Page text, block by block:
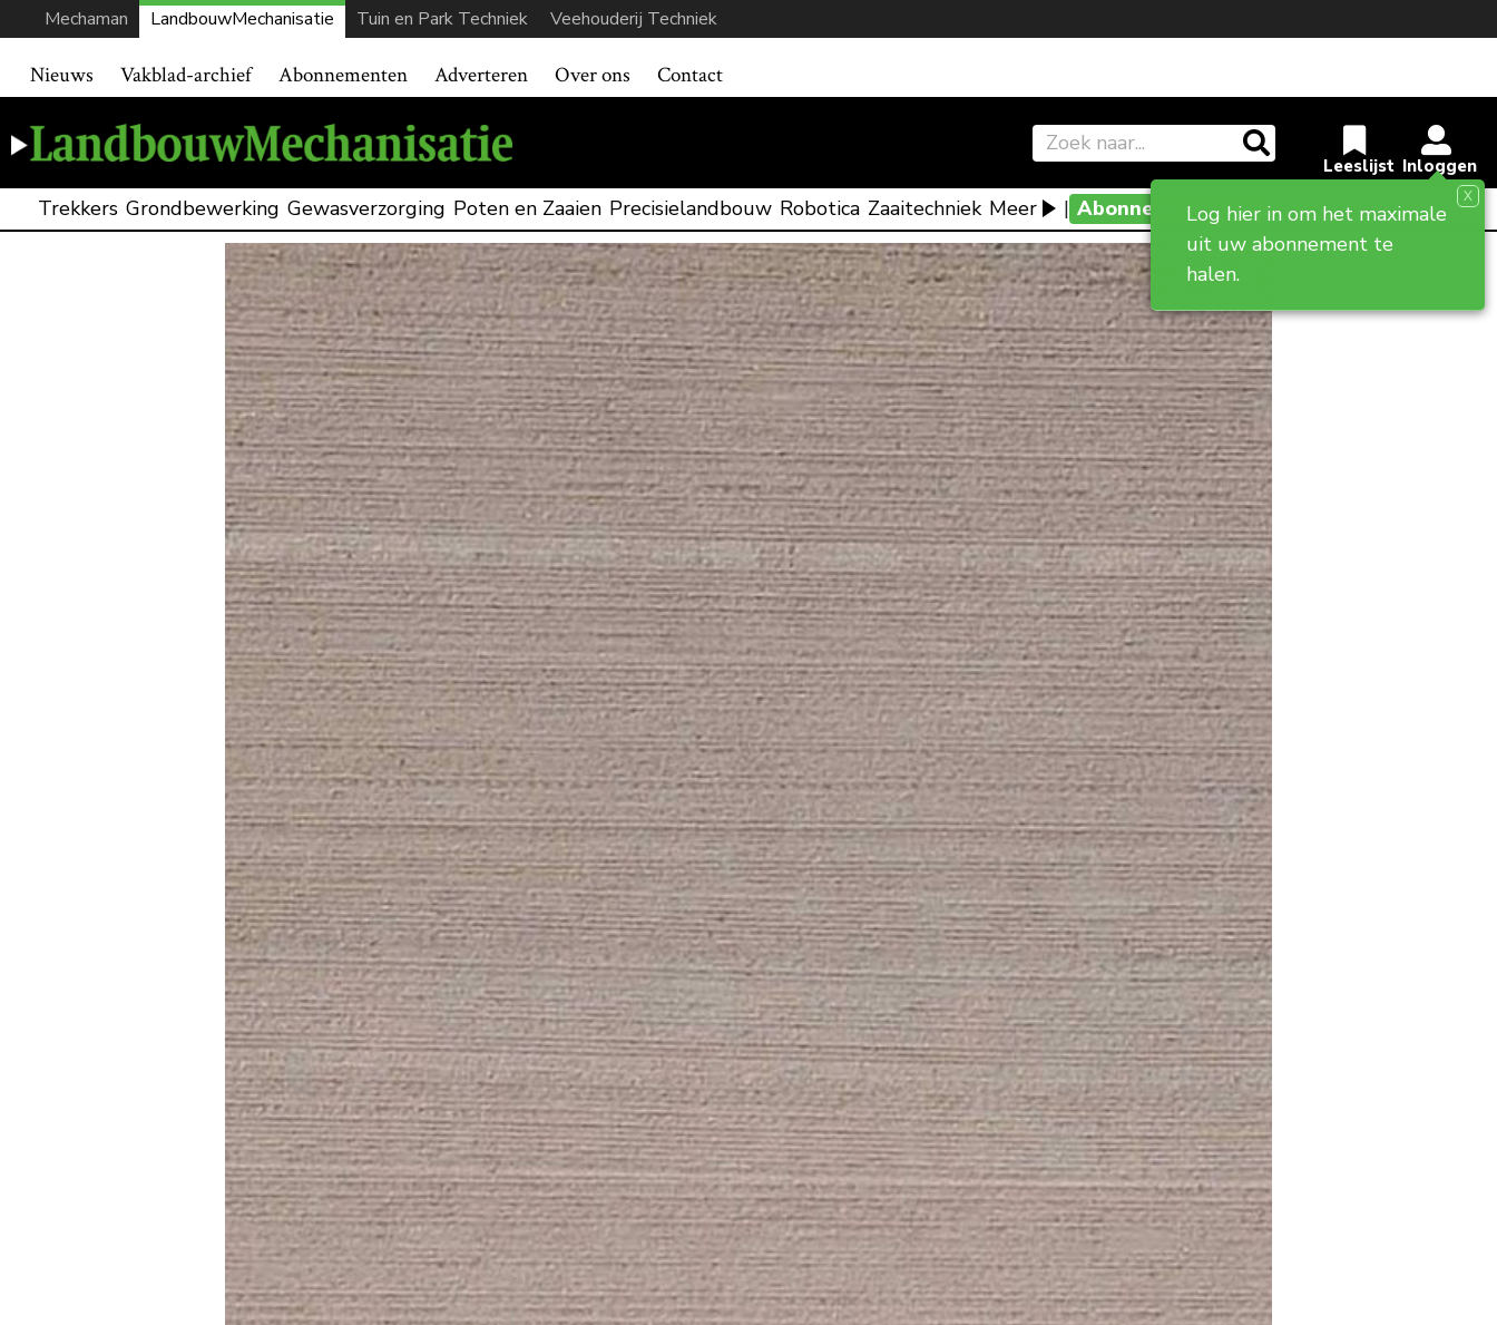
Mechaman LandbouwMechanisatie Tuin en Park Techniek Veehouderij Techniek
Nieuws Vakblad-archief Abonnementen Adverteren Over ons Contact
Log hier in om het maximale
uit uw abonnement te
halen.
X
Trekkers Grondbewerking Gewasverzorging Poten en Zaaien Precisielandbouw Robotica Zaaitechniek Meer | Abonneevoordeel